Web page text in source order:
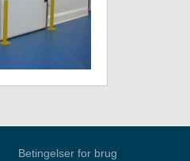
Betingelser for brug